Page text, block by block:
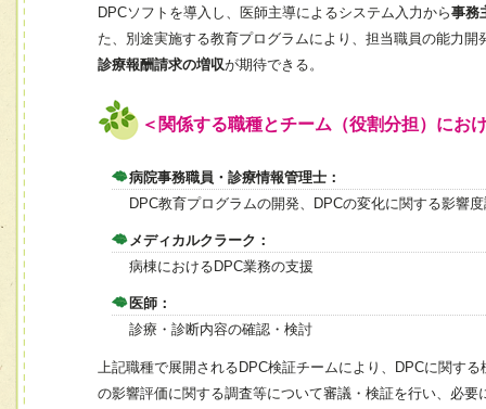
DPCソフトを導入し、医師主導によるシステム入力から事務
た、別途実施する教育プログラムにより、担当職員の能力
診療報酬請求の増収が期待できる。
＜関係する職種とチーム（役割分担）にお
病院事務職員・診療情報管理士：
DPC教育プログラムの開発、DPCの変化に関する影響
メディカルクラーク：
病棟におけるDPC業務の支援
医師：
診療・診断内容の確認・検討
上記職種で展開されるDPC検証チームにより、DPCに関す
の影響評価に関する調査等について審議・検証を行い、必